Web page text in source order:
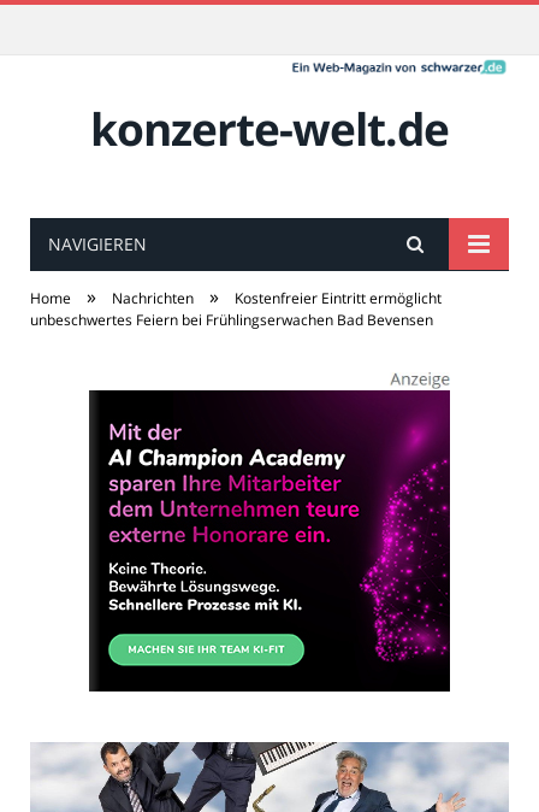
konzerte-welt.de
NAVIGIEREN
Home » Nachrichten »
Kostenfreier Eintritt ermöglicht
unbeschwertes Feiern bei Frühlingserwachen Bad Bevensen